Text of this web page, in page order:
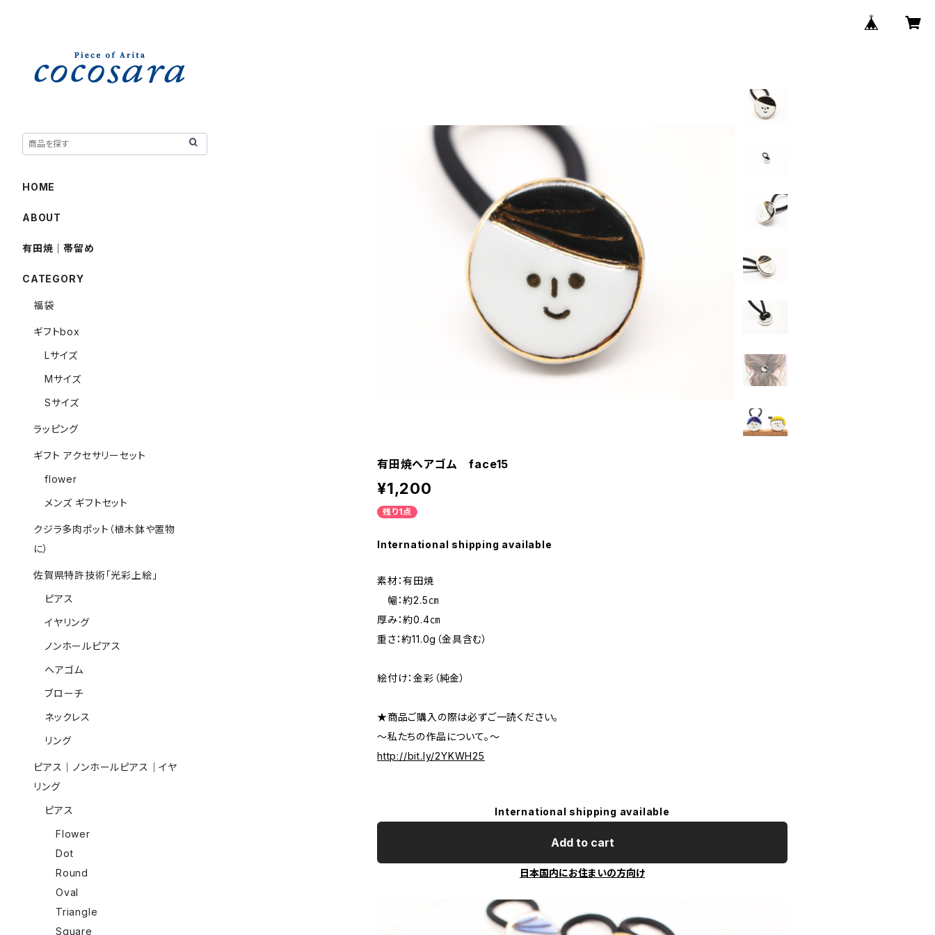
有田焼ヘアゴム face15
¥1,200
残り1点
International shipping available
素材：有田焼
幅：約2.5㎝
厚み：約0.4㎝
重さ：約11.0g（金具含む）
絵付け：金彩（純金）
★商品ご購入の際は必ずご一読ください。
～私たちの作品について。～
http://bit.ly/2YKWH25
International shipping available
Add to cart
日本国内にお住まいの方向け
HOME
ABOUT
有田焼｜帯留め
CATEGORY
福袋
ギフトbox
Lサイズ
Mサイズ
Sサイズ
ラッピング
ギフト アクセサリーセット
flower
メンズ ギフトセット
クジラ多肉ポット（植木鉢や置物
に）
佐賀県特許技術「光彩上絵」
ピアス
イヤリング
ノンホールピアス
ヘアゴム
ブローチ
ネックレス
リング
ピアス｜ノンホールピアス｜イヤ
リング
ピアス
Flower
Dot
Round
Oval
Triangle
Square